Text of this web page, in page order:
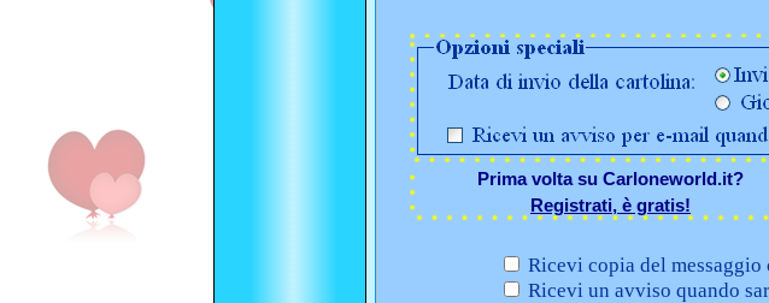
Prima volta su Carloneworld.it?
Registrati, è gratis!
Ricevi copia del
Ricevi un avviso quando